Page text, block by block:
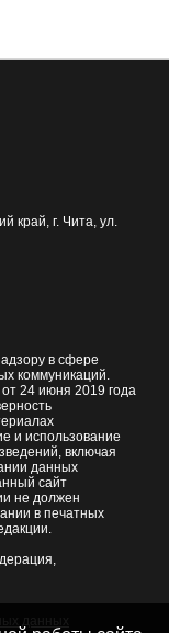
край, г. Чита, ул.
в сфере
коммуникаций.
24 июня 2019 года
и использование
включая
данных
сайт
не должен
в печатных